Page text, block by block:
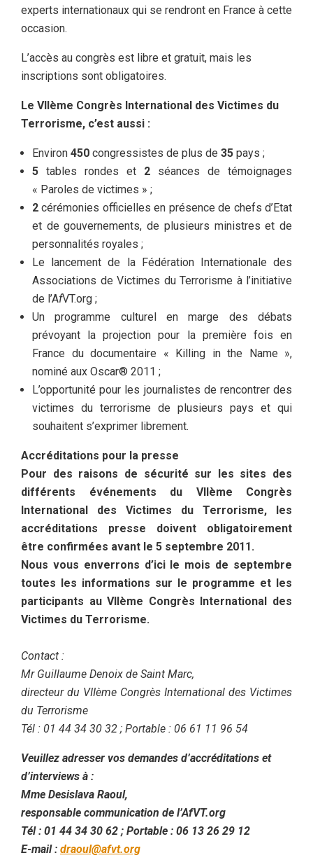
experts internationaux qui se rendront en France à cette
occasion.
L’accès au congrès est libre et gratuit, mais les
inscriptions sont obligatoires.
Le VIIème Congrès International des Victimes du
Terrorisme, c’est aussi :
Environ 450 congressistes de plus de 35 pays ;
5 tables rondes et 2 séances de témoignages
« Paroles de victimes » ;
2 cérémonies officielles en présence de chefs d’Etat
et de gouvernements, de plusieurs ministres et de
personnalités royales ;
Le lancement de la Fédération Internationale des
Associations de Victimes du Terrorisme à l’initiative
de l’AfVT.org ;
Un programme culturel en marge des débats
prévoyant la projection pour la première fois en
France du documentaire « Killing in the Name »,
nominé aux Oscar® 2011 ;
L’opportunité pour les journalistes de rencontrer des
victimes du terrorisme de plusieurs pays et qui
souhaitent s’exprimer librement.
Accréditations pour la presse
Pour des raisons de sécurité sur les sites des
différents événements du VIIème Congrès
International des Victimes du Terrorisme, les
accréditations presse doivent obligatoirement
être confirmées avant le 5 septembre 2011.
Nous vous enverrons d’ici le mois de septembre
toutes les informations sur le programme et les
participants au VIIème Congrès International des
Victimes du Terrorisme.
Contact :
Mr Guillaume Denoix de Saint Marc,
directeur du VIIème Congrès International des Victimes
du Terrorisme
Tél : 01 44 34 30 32 ; Portable : 06 61 11 96 54
Veuillez adresser vos demandes d’accréditations et
d’interviews à :
Mme Desislava Raoul,
responsable communication de l’AfVT.org
Tél : 01 44 34 30 62 ; Portable : 06 13 26 29 12
E-mail : draoul@afvt.org